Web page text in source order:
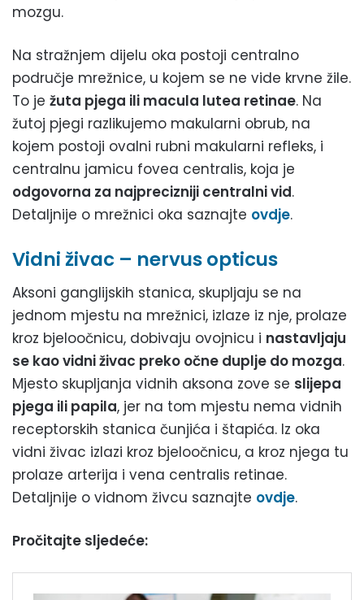
mozgu.
Na stražnjem dijelu oka postoji centralno
područje mrežnice, u kojem se ne vide krvne žile.
To je žuta pjega ili macula lutea retinae. Na
žutoj pjegi razlikujemo makularni obrub, na
kojem postoji ovalni rubni makularni refleks, i
centralnu jamicu fovea centralis, koja je
odgovorna za najprecizniji centralni vid.
Detaljnije o mrežnici oka saznajte ovdje.
Vidni živac – nervus opticus
Aksoni ganglijskih stanica, skupljaju se na
jednom mjestu na mrežnici, izlaze iz nje, prolaze
kroz bjeloočnicu, dobivaju ovojnicu i nastavljaju
se kao vidni živac preko očne duplje do mozga.
Mjesto skupljanja vidnih aksona zove se slijepa
pjega ili papila, jer na tom mjestu nema vidnih
receptorskih stanica čunjića i štapića. Iz oka
vidni živac izlazi kroz bjeloočnicu, a kroz njega tu
prolaze arterija i vena centralis retinae.
Detaljnije o vidnom živcu saznajte ovdje.
Pročitajte sljedeće: